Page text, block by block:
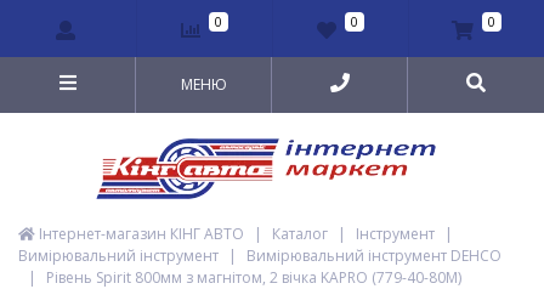
0 0 0
МЕНЮ
Інтернет-магазин КІНГ АВТО | Каталог | Інструмент
|
Вимірювальний інструмент
|
Вимірювальний інструмент DEHCO
|
Рівень Spirit 800мм з магнітом, 2 вічка KAPRO (779-40-80M)